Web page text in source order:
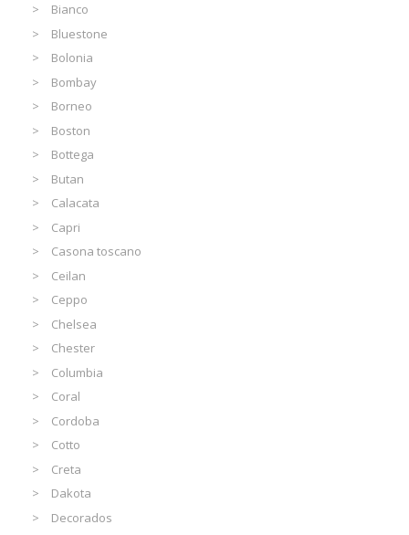
Bianco
Bluestone
Bolonia
Bombay
Borneo
Boston
Bottega
Butan
Calacata
Capri
Casona toscano
Ceilan
Ceppo
Chelsea
Chester
Columbia
Coral
Cordoba
Cotto
Creta
Dakota
Decorados